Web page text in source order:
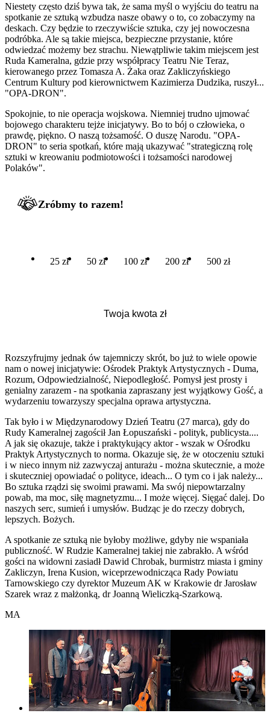
Niestety często dziś bywa tak, że sama myśl o wyjściu do teatru na
spotkanie ze sztuką wzbudza nasze obawy o to, co zobaczymy na
deskach. Czy będzie to rzeczywiście sztuka, czy jej nowoczesna
podróbka. Ale są takie miejsca, bezpieczne przystanie, które
odwiedzać możemy bez strachu. Niewątpliwie takim miejscem jest
Ruda Kameralna, gdzie przy współpracy Teatru Nie Teraz,
kierowanego przez Tomasza A. Żaka oraz Zakliczyńskiego
Centrum Kultury pod kierownictwem Kazimierza Dudzika, ruszył...
"OPA-DRON".
Spokojnie, to nie operacja wojskowa. Niemniej trudno ujmować
bojowego charakteru tejże inicjatywy. Bo to bój o człowieka, o
prawdę, piękno. O naszą tożsamość. O duszę Narodu. "OPA-
DRON" to seria spotkań, które mają ukazywać "strategiczną rolę
sztuki w kreowaniu podmiotowości i tożsamości narodowej
Polaków".
Zróbmy to razem!
25 zł 50 zł 100 zł 200 zł 500 zł
Rozszyfrujmy jednak ów tajemniczy skrót, bo już to wiele opowie
nam o nowej inicjatywie: Ośrodek Praktyk Artystycznych - Duma,
Rozum, Odpowiedzialność, Niepodległość. Pomysł jest prosty i
genialny zarazem - na spotkania zapraszany jest wyjątkowy Gość, a
wydarzeniu towarzyszy specjalna oprawa artystyczna.
Tak było i w Międzynarodowy Dzień Teatru (27 marca), gdy do
Rudy Kameralnej zagościł Jan Łopuszański - polityk, publicysta....
A jak się okazuje, także i praktykujący aktor - wszak w Ośrodku
Praktyk Artystycznych to norma. Okazuje się, że w otoczeniu sztuki
i w nieco innym niż zazwyczaj anturażu - można skutecznie, a może
i skuteczniej opowiadać o polityce, ideach... O tym co i jak należy...
Bo sztuka rządzi się swoimi prawami. Ma swój niepowtarzalny
powab, ma moc, siłę magnetyzmu... I może więcej. Sięgać dalej. Do
naszych serc, sumień i umysłów. Budząc je do rzeczy dobrych,
lepszych. Bożych.
A spotkanie ze sztuką nie byłoby możliwe, gdyby nie wspaniała
publiczność. W Rudzie Kameralnej takiej nie zabrakło. A wśród
gości na widowni zasiadł Dawid Chrobak, burmistrz miasta i gminy
Zakliczyn, Irena Kusion, wiceprzewodnicząca Rady Powiatu
Tarnowskiego czy dyrektor Muzeum AK w Krakowie dr Jarosław
Szarek wraz z małżonką, dr Joanną Wieliczką-Szarkową.
MA